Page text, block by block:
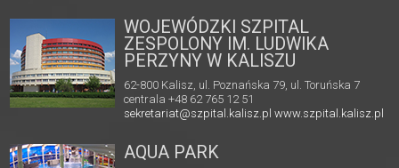
WOJEWÓDZKI SZPITAL
ZESPOLONY IM. LUDWIKA
PERZYNY W KALISZU
62-800 Kalisz, ul. Poznańska 79, ul. Toruńska 7
centrala +48 62 765 12 51
sekretariat@szpital.kalisz.pl www.szpital.kalisz.pl
AQUA PARK